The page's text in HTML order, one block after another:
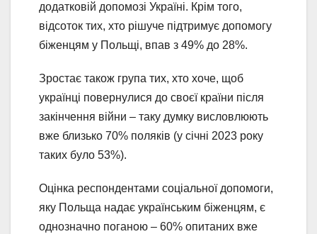
додатковій допомозі Україні. Крім того,
відсоток тих, хто рішуче підтримує допомогу
біженцям у Польщі, впав з 49% до 28%.
Зростає також група тих, хто хоче, щоб
українці повернулися до своєї країни після
закінчення війни – таку думку висловлюють
вже близько 70% поляків (у січні 2023 року
таких було 53%).
Оцінка респондентами соціальної допомоги,
яку Польща надає українським біженцям, є
однозначно поганою – 60% опитаних вже